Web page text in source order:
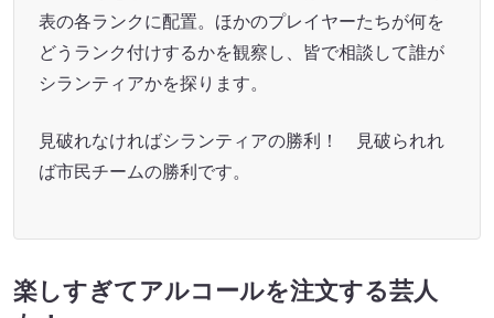
表の各ランクに配置。ほかのプレイヤーたちが何を
どうランク付けするかを観察し、皆で相談して誰が
シランティアかを探ります。
見破れなければシランティアの勝利！ 見破られれ
ば市民チームの勝利です。
楽しすぎてアルコールを注文する芸人